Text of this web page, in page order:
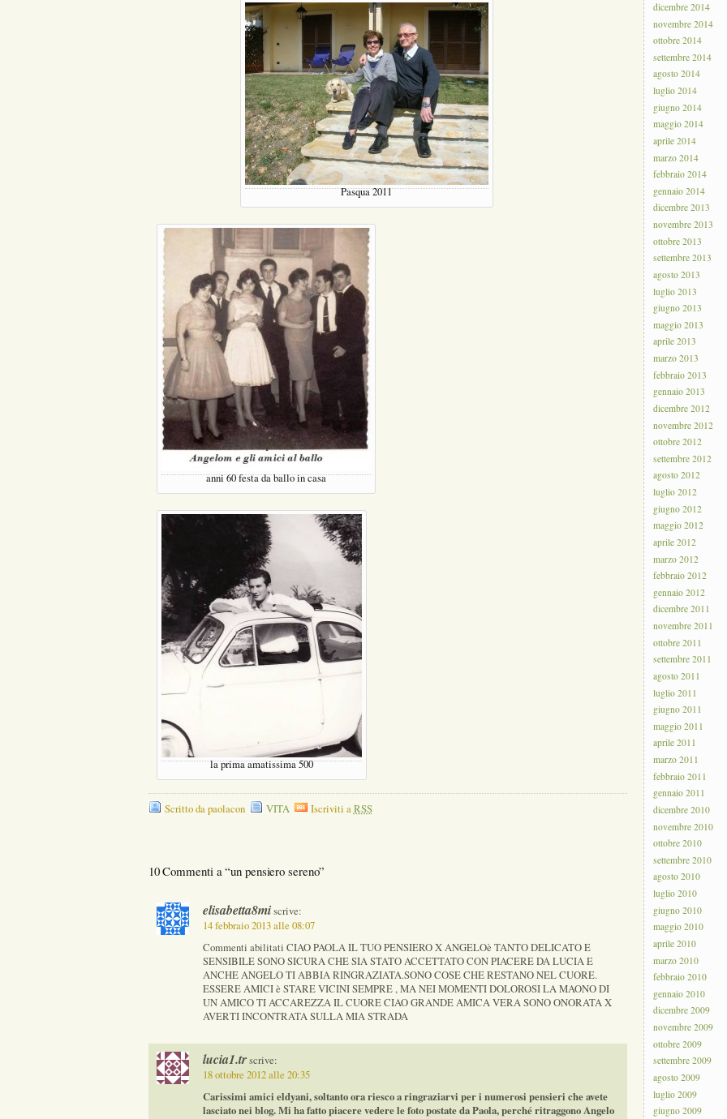
Pasqua 2011
anni 60 festa da ballo in casa
la prima amatissima 500
Scritto da paolacon VITA Iscriviti aRSS
10 Commenti a “un pensiero sereno”
elisabetta8miscrive:
14 febbraio 2013 alle 08:07
Commenti abilitati CIAO PAOLA IL TUO PENSIERO X ANGELOè TANTO DELICATO E
SENSIBILE SONO SICURA CHE SIA STATO ACCETTATO CON PIACERE DA LUCIA E
ANCHE ANGELO TI ABBIA RINGRAZIATA.SONO COSE CHE RESTANO NEL CUORE.
ESSERE AMICI è STARE VICINI SEMPRE , MA NEI MOMENTI DOLOROSI LA MAONO DI
UN AMICO TI ACCAREZZA IL CUORE CIAO GRANDE AMICA VERA SONO ONORATA X
AVERTI INCONTRATA SULLA MIA STRADA
lucia1.trscrive:
18 ottobre 2012 alle 20:35
Carissimi amici eldyani, soltanto ora riesco a ringraziarvi per i numerosi pensieri che avete
lasciato nei blog. Mi ha fatto piacere vedere le foto postate da Paola, perché ritraggono Angelo
dicembre 2014
novembre 2014
ottobre 2014
settembre 2014
agosto 2014
luglio 2014
giugno 2014
maggio 2014
aprile 2014
marzo 2014
febbraio 2014
gennaio 2014
dicembre 2013
novembre 2013
ottobre 2013
settembre 2013
agosto 2013
luglio 2013
giugno 2013
maggio 2013
aprile 2013
marzo 2013
febbraio 2013
gennaio 2013
dicembre 2012
novembre 2012
ottobre 2012
settembre 2012
agosto 2012
luglio 2012
giugno 2012
maggio 2012
aprile 2012
marzo 2012
febbraio 2012
gennaio 2012
dicembre 2011
novembre 2011
ottobre 2011
settembre 2011
agosto 2011
luglio 2011
giugno 2011
maggio 2011
aprile 2011
marzo 2011
febbraio 2011
gennaio 2011
dicembre 2010
novembre 2010
ottobre 2010
settembre 2010
agosto 2010
luglio 2010
giugno 2010
maggio 2010
aprile 2010
marzo 2010
febbraio 2010
gennaio 2010
dicembre 2009
novembre 2009
ottobre 2009
settembre 2009
agosto 2009
luglio 2009
giugno 2009